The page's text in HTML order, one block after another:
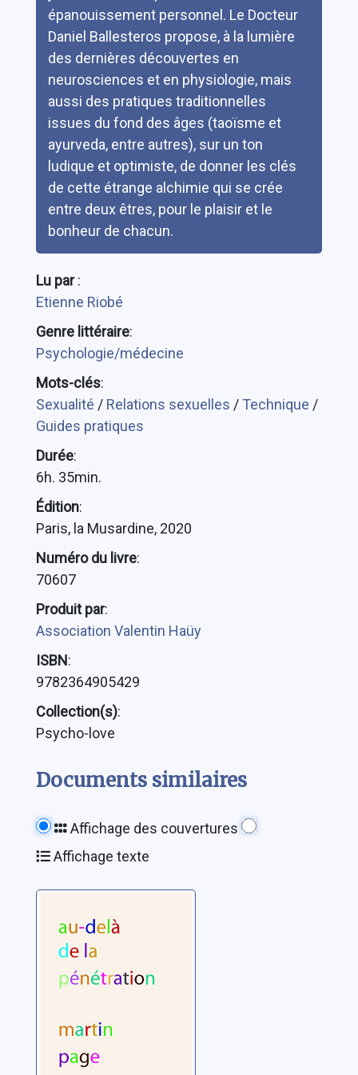
épanouissement personnel. Le Docteur
Daniel Ballesteros propose, à la lumière
des dernières découvertes en
neurosciences et en physiologie, mais
aussi des pratiques traditionnelles
issues du fond des âges (taoïsme et
ayurveda, entre autres), sur un ton
ludique et optimiste, de donner les clés
de cette étrange alchimie qui se crée
entre deux êtres, pour le plaisir et le
bonheur de chacun.
Lu par:
Etienne Riobé
Genre littéraire:
Psychologie/médecine
Mots-clés:
Sexualité / Relations sexuelles / Technique /
Guides pratiques
Durée:
6h. 35min.
Édition:
Paris, la Musardine, 2020
Numéro du livre:
70607
Produit par:
Association Valentin Haüy
ISBN:
9782364905429
Collection(s):
Psycho-love
Documents similaires
Affichage des couvertures
Affichage texte
pénétration
Page, Martin